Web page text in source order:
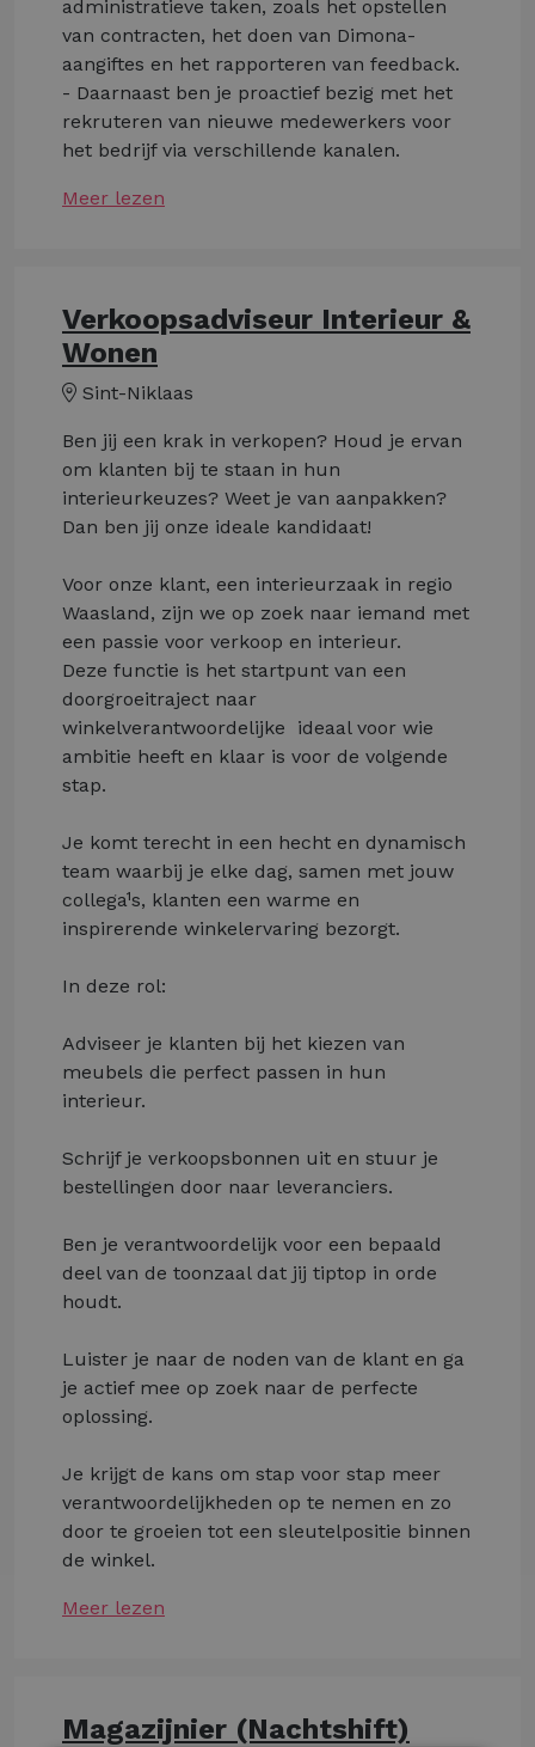
administratieve taken, zoals het opstellen
van contracten, het doen van Dimona-
aangiftes en het rapporteren van feedback.
- Daarnaast ben je proactief bezig met het
rekruteren van nieuwe medewerkers voor
het bedrijf via verschillende kanalen.
Meer lezen
Verkoopsadviseur Interieur &
Wonen
Sint-Niklaas
Ben jij een krak in verkopen? Houd je ervan
om klanten bij te staan in hun
interieurkeuzes? Weet je van aanpakken?
Dan ben jij onze ideale kandidaat!
Voor onze klant, een interieurzaak in regio
Waasland, zijn we op zoek naar iemand met
een passie voor verkoop en interieur.
Deze functie is het startpunt van een
doorgroeitraject naar
winkelverantwoordelijke ­ ideaal voor wie
ambitie heeft en klaar is voor de volgende
stap.
Je komt terecht in een hecht en dynamisch
team waarbij je elke dag, samen met jouw
collega¹s, klanten een warme en
inspirerende winkelervaring bezorgt.
In deze rol:
Adviseer je klanten bij het kiezen van
meubels die perfect passen in hun
interieur.
Schrijf je verkoopsbonnen uit en stuur je
bestellingen door naar leveranciers.
Ben je verantwoordelijk voor een bepaald
deel van de toonzaal dat jij tiptop in orde
houdt.
Luister je naar de noden van de klant en ga
je actief mee op zoek naar de perfecte
oplossing.
Je krijgt de kans om stap voor stap meer
verantwoordelijkheden op te nemen en zo
door te groeien tot een sleutelpositie binnen
de winkel.
Meer lezen
Magazijnier (Nachtshift)